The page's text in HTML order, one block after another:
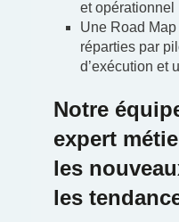
et opérationnel
Une Road
réparties par
d’exécution et
Notre
expert
les
les